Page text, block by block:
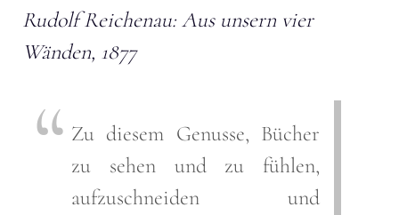
Rudolf Reichenau: Aus unsern vier
Wänden, 1877
Zu diesem Genusse, Bücher
zu sehen und zu fühlen,
aufzuschneiden und